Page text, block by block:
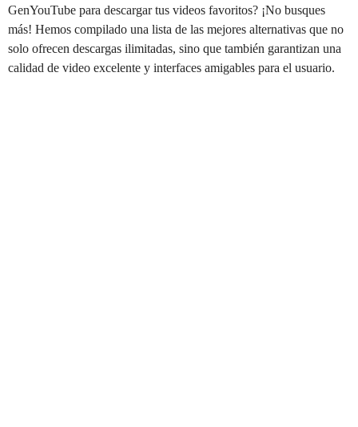
GenYouTube para descargar tus videos favoritos? ¡No busques
más! Hemos compilado una lista de las mejores alternativas que no
solo ofrecen descargas ilimitadas, sino que también garantizan una
calidad de video excelente y interfaces amigables para el usuario.